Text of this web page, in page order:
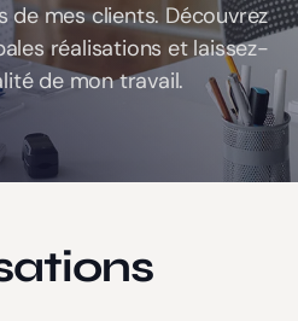
de mes clients. Découvrez
réalisations et laissez-
de mon travail.